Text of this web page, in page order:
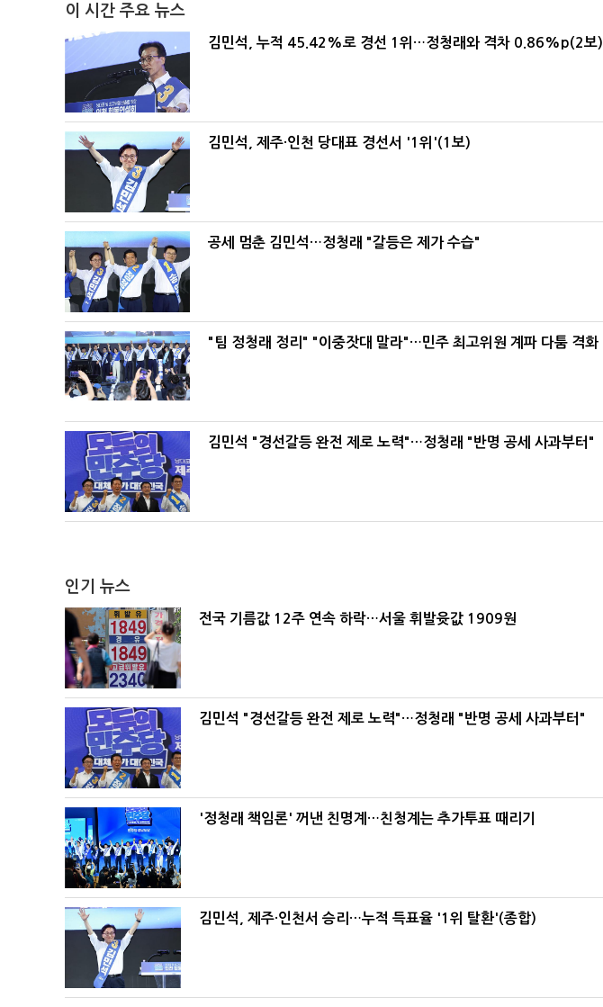
이 시간 주요 뉴스
김민석, 누적 45.42%로 경선 1위…정청래와 격차 0.86%p(2보)
김민석, 제주·인천 당대표 경선서 '1위'(1보)
공세 멈춘 김민석…정청래 "갈등은 제가 수습"
"팀 정청래 정리" "이중잣대 말라"…민주 최고위원 계파 다툼 격화
김민석 "경선갈등 완전 제로 노력"…정청래 "반명 공세 사과부터"
인기 뉴스
전국 기름값 12주 연속 하락…서울 휘발윳값 1909원
김민석 "경선갈등 완전 제로 노력"…정청래 "반명 공세 사과부터"
'정청래 책임론' 꺼낸 친명계…친청계는 추가투표 때리기
김민석, 제주·인천서 승리…누적 득표율 '1위 탈환'(종합)